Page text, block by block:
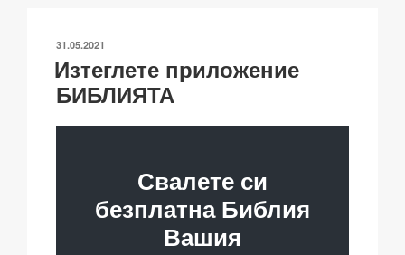
ПУБЛИКУВАНО
НА
31.05.2021
Изтеглете приложение
БИБЛИЯТА
Свалете си
безплатна Библия
Вашия